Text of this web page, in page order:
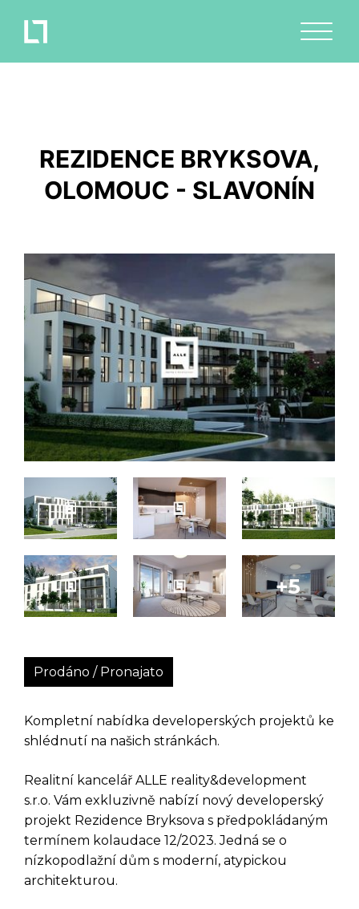
REZIDENCE BRYKSOVA,
OLOMOUC - SLAVONÍN
Prodáno / Pronajato
Kompletní nabídka developerských projektů ke
shlédnutí na našich stránkách.
Realitní kancelář ALLE reality&development
s.r.o. Vám exkluzivně nabízí nový developerský
projekt Rezidence Bryksova s předpokládaným
termínem kolaudace 12/2023. Jedná se o
nízkopodlažní dům s moderní, atypickou
architekturou.